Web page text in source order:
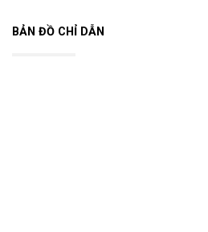
BẢN ĐỒ CHỈ DẪN